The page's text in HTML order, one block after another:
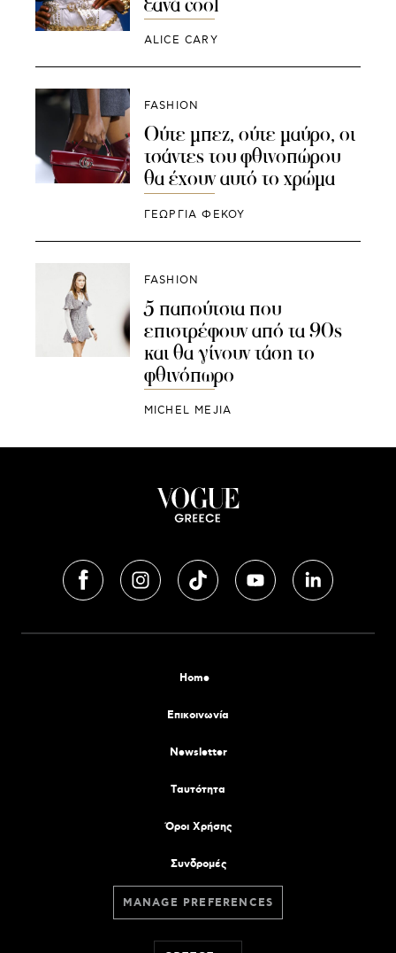
ALICE CARY
FASHION
Ούτε μπεζ, ούτε μαύρο, οι
τσάντες του φθινοπώρου
θα έχουν αυτό το χρώμα
ΓΕΩΡΓΙΑ ΦΕΚΟΥ
FASHION
5 παπούτσια που
επιστρέφουν από τα 90s
και θα γίνουν τάση το
φθινόπωρο
MICHEL MEJIA
Home
Επικοινωνία
Newsletter
Tαυτότητα
Όροι Χρήσης
Συνδρομές
MANAGE PREFERENCES